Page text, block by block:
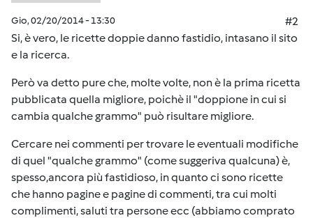
Gio, 02/20/2014 - 13:30
#2
Si, è vero, le ricette doppie danno fastidio, intasano il sito
e la ricerca.
Però va detto pure che, molte volte, non è la prima ricetta
pubblicata quella migliore, poichè il "doppione in cui si
cambia qualche grammo" può risultare migliore.
Cercare nei commenti per trovare le eventuali modifiche
di quel "qualche grammo" (come suggeriva qualcuna) è,
spesso,ancora più fastidioso, in quanto ci sono ricette
che hanno pagine e pagine di commenti, tra cui molti
complimenti, saluti tra persone ecc (abbiamo comprato